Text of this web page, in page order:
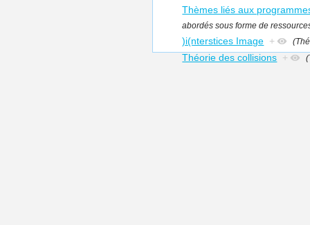
Thèmes liés aux
abordés sous forme de
)i(nterstices Image +
Théorie des collisions +